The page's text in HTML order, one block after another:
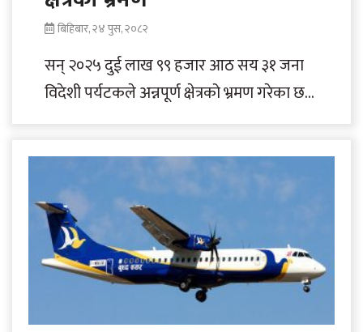
बिहिबार, २४ पुस, २०८२
सन् २०२५ दुई लाख ९९ हजार आठ सय ३१ जना
विदेशी पर्यटकले अन्नपूर्ण क्षेत्रको भ्रमण गरेका छन्